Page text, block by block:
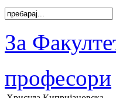
За
професори